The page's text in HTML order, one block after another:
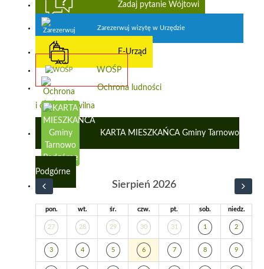
Zadaj pytanie Wójtowi
Zarezerwuj wizytę w Urzędzie
E-Urząd
WOŚP
Ochrona ludności
i obrona cywilna
KARTA MIESZKAŃCA Gminy Tarnowo
Podgórne
Sierpień 2026
pon. wt. śr. czw. pt. sob. niedz.
27 28 29 30 31 1 2
3 4 5 6 7 8 9